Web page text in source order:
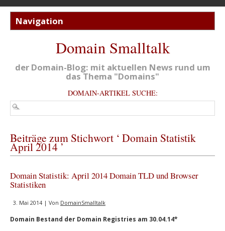
Domain Smalltalk
der Domain-Blog: mit aktuellen News rund um
das Thema "Domains"
DOMAIN-ARTIKEL SUCHE:
Beiträge zum Stichwort ‘ Domain Statistik
April 2014 ’
Domain Statistik: April 2014 Domain TLD und Browser
Statistiken
3. Mai 2014 | Von DomainSmalltalk
Domain Bestand der Domain Registries am 30.04.14*